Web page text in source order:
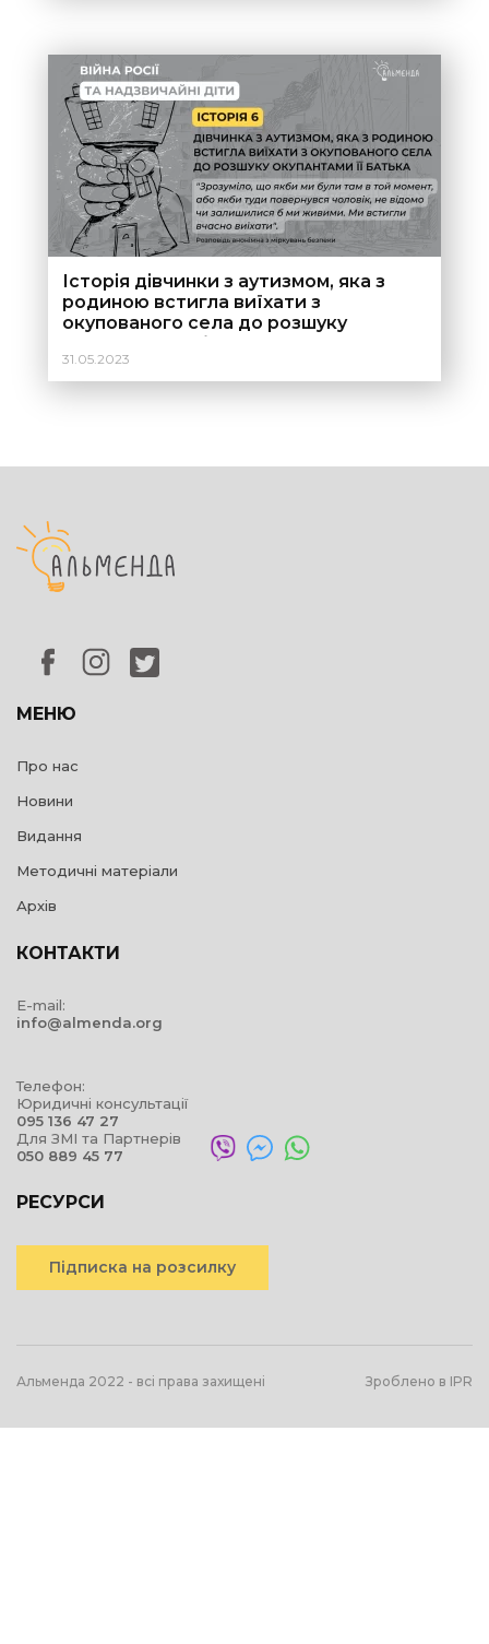
Історія дівчинки з аутизмом, яка з
родиною встигла виїхати з
окупованого села до розшуку
окупантами її батька
31.05.2023
МЕНЮ
Про нас
Новини
Видання
Методичні матеріали
Архів
КОНТАКТИ
E-mail:
info@almenda.org
Телефон:
Юридичні консультації
095 136 47 27
Для ЗМІ та Партнерів
050 889 45 77
РЕСУРСИ
Підписка на розсилку
Альменда 2022 - всі права захищені Зроблено в IPR